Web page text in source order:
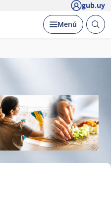
gub.uy
Desplegar
Menú Abrir